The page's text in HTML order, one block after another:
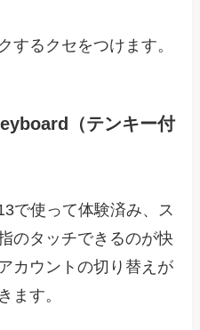
するクセをつけます。
（テンキー付
で使って体験済み、ス
のタッチできるのが快
カウントの切り替えが
ます。